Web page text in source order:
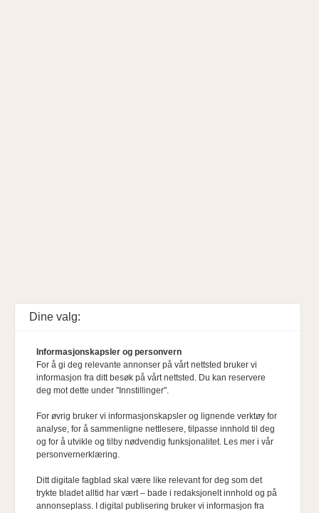
Dine valg:
Informasjonskapsler og personvern
For å gi deg relevante annonser på vårt nettsted bruker vi
informasjon fra ditt besøk på vårt nettsted. Du kan reservere
deg mot dette under "Innstillinger".
For øvrig bruker vi informasjonskapsler og lignende verktøy for
analyse, for å sammenligne nettlesere, tilpasse innhold til deg
og for å utvikle og tilby nødvendig funksjonalitet. Les mer i vår
personvernerklæring.
Ditt digitale fagblad skal være like relevant for deg som det
trykte bladet alltid har vært – bade i redaksjonelt innhold og på
annonseplass. I digital publisering bruker vi informasjon fra